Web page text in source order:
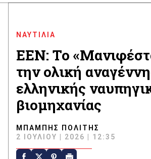
ΝΑΥΤΙΛΙΑ
ΕΕΝ: Το
την ολική
ελληνικής
βιομηχανίας
ΜΠΆΜΠΗΣ ΠΟΛΊΤΗΣ
2 ΙΟΥΛΊΟΥ | 2026 | 12:35